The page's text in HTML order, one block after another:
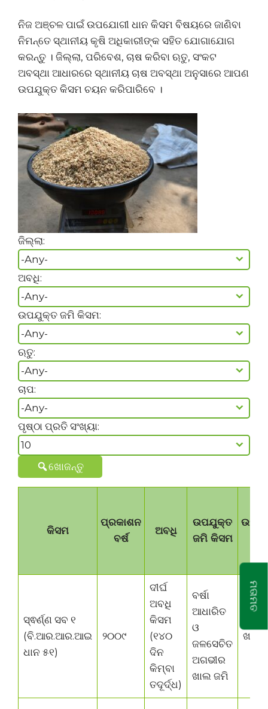
ନିଜ ଅଞ୍ଚଳ ପାଇଁ ଉପଯୋଗୀ ଧାନ କିସମ ବିଷୟରେ ଜାଣିବା
ନିମନ୍ତେ ସ୍ଥାନୀୟ କୃଷି ଅଧିକାରୀଙ୍କ ସହିତ ଯୋଗାଯୋଗ
କରନ୍ତୁ । ଜିଲ୍ଲା, ପରିବେଶ, ଚାଷ କରିବା ଋତୁ, ସଂକଟ
ଅବସ୍ଥା ଆଧାରରେ ସ୍ଥାନୀୟ ଚାଷ ଅବସ୍ଥା ଅନୁସାରେ ଆପଣ
ଉପଯୁକ୍ତ କିସମ ଚୟନ କରିପାରିବେ ।
ଜିଲ୍ଲା:
ଅବଧି:
ଉପଯୁକ୍ତ ଜମି କିସମ:
ଋତୁ:
ଚାପ:
ପୃଷ୍ଠା ପ୍ରତି ସଂଖ୍ୟା:
ଖୋଜନ୍ତୁ
କିସମ
ପ୍ରକାଶନ
ବର୍ଷ
ଅବଧି
ଉପଯୁକ୍ତ
ଜମି କିସମ
ସ୍ଵର୍ଣ୍ଣ ସବ ୧
(ବି.ଆର.ଆର.ଆଇ
ଧାନ ୫୧)
୨୦୦୯
ଦୀର୍ଘ
ଅବଧି
କିସମ
(୧୪୦
ଦିନ
କିମ୍ବା
ତଦୂର୍ଦ୍ଧ)
ବର୍ଷା
ଆଧାରିତ
ଓ
ଜଳସେଚିତ
ଅଗଭୀର
ଖାଲ ଜମି
ଖରିଫ
ମତାମତ